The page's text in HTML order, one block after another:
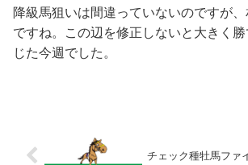
降級馬狙いは間違っていないのですが
ですね。この辺を修正しないと大きく
じた今週でした。
チェック種牡馬ファ